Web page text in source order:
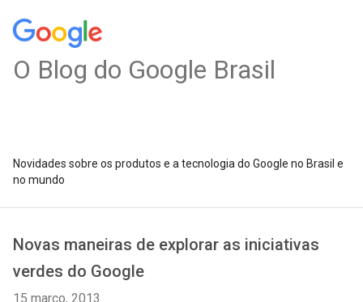
O Blog do Google Brasil
Novidades sobre os produtos e a tecnologia do Google no Brasil e
no mundo
Novas maneiras de explorar as iniciativas
verdes do Google
15 março, 2013